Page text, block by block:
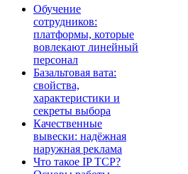
Обучение
сотрудников:
платформы, которые
вовлекают линейный
персонал
Базальтовая вата:
свойства,
характеристики и
секреты выбора
Качественные
вывески: надёжная
наружная реклама
Что такое IP TCP?